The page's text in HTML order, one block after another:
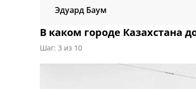
Эдуард Баум
В каком городе Казахстана
Шаг: 3 из 10